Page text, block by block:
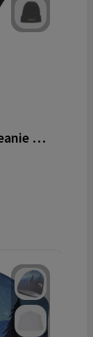
Kennedi AWARE™ Polylana®beanie met brede rib